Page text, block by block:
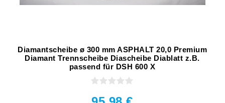
Diamantscheibe ø 300 mm ASPHALT 20,0 Premium
Diamant Trennscheibe Diascheibe Diablatt z.B.
passend für DSH 600 X